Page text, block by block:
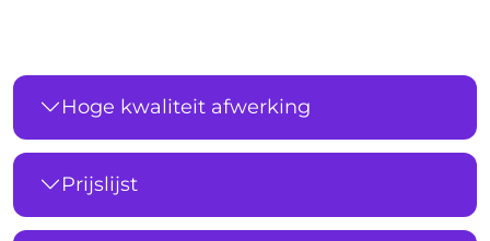
Hoge kwaliteit afwerking
Prijslijst